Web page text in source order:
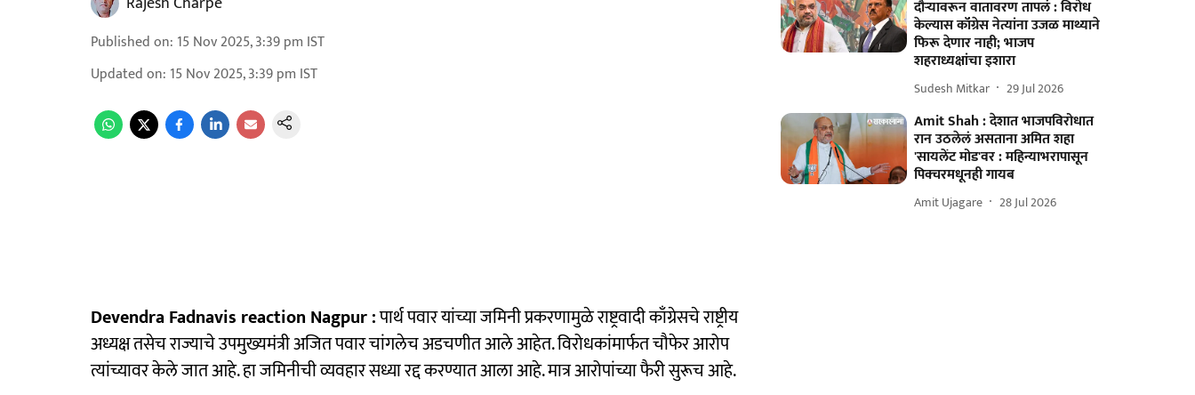
Published on: 15 Nov 2025, 3:39 pm IST
Updated on: 15 Nov 2025, 3:39 pm IST
Devendra Fadnavis reaction Nagpur :पार्थ पवार यांच्या जमिनी प्रकरणामुळे राष्ट्रवादी काँग्रेसचे राष्ट्रीय
अध्यक्ष तसेच राज्याचे उपमुख्यमंत्री अजित पवार चांगलेच अडचणीत आले आहेत. विरोधकांमार्फत चौफेर आरोप
त्यांच्यावर केले जात आहे. हा जमिनीची व्यवहार सध्या रद्द करण्यात आला आहे. मात्र आरोपांच्या फैरी सुरूच आहे.
दौऱ्यावरून वातावरण तापलं : विरोध
केल्यास कॉंग्रेस नेत्यांना उजळ माथ्याने
फिरू देणार नाही; भाजप
शहराध्यक्षांचा इशारा
Sudesh Mitkar 29 Jul 2026
Amit Shah : देशात भाजपविरोधात
रान उठलेलं असताना अमित शहा
'सायलेंट मोड'वर : महिन्याभरापासून
पिक्चरमधूनही गायब
Amit Ujagare 28 Jul 2026